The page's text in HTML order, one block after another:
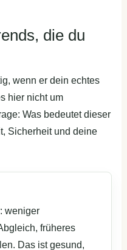
die du
wenn er dein echtes
hier nicht um
Was bedeutet dieser
Sicherheit und deine
weniger
früheres
Das ist gesund,